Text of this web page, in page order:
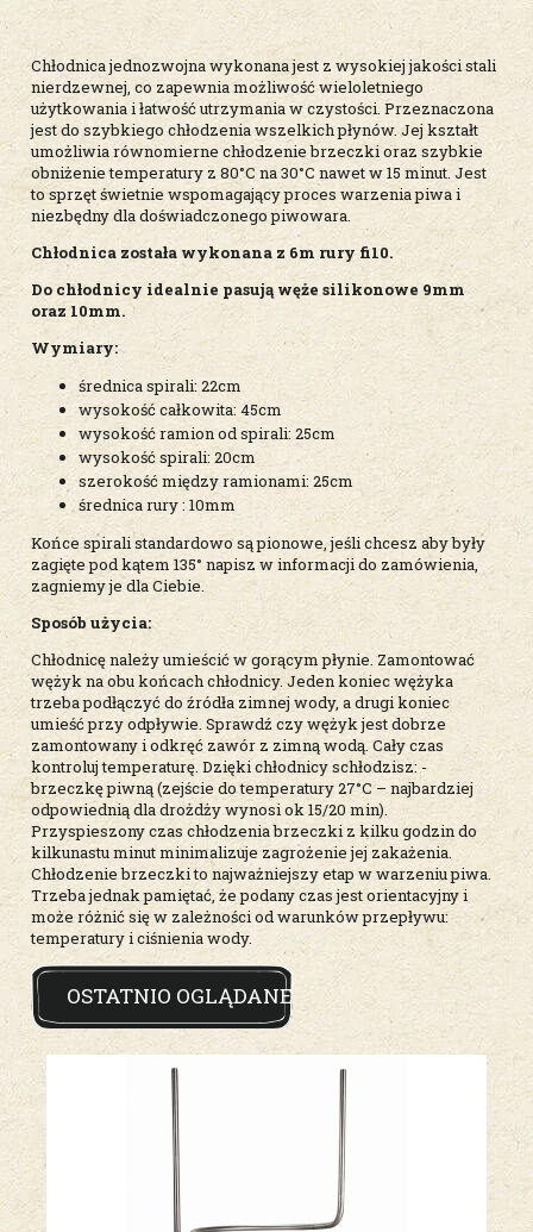
Chłodnica jednozwojna wykonana jest z wysokiej jakości stali
nierdzewnej, co zapewnia możliwość wieloletniego
użytkowania i łatwość utrzymania w czystości. Przeznaczona
jest do szybkiego chłodzenia wszelkich płynów. Jej kształt
umożliwia równomierne chłodzenie brzeczki oraz szybkie
obniżenie temperatury z 80°C na 30°C nawet w 15 minut. Jest
to sprzęt świetnie wspomagający proces warzenia piwa i
niezbędny dla doświadczonego piwowara.
Chłodnica została wykonana z 6m rury fi10.
Do chłodnicy idealnie pasują węże silikonowe 9mm
oraz 10mm.
Wymiary:
średnica spirali: 22cm
wysokość całkowita: 45cm
wysokość ramion od spirali: 25cm
wysokość spirali: 20cm
szerokość między ramionami: 25cm
średnica rury : 10mm
Końce spirali standardowo są pionowe, jeśli chcesz aby były
zagięte pod kątem 135° napisz w informacji do zamówienia,
zagniemy je dla Ciebie.
Sposób użycia:
Chłodnicę należy umieścić w gorącym płynie. Zamontować
wężyk na obu końcach chłodnicy. Jeden koniec wężyka
trzeba podłączyć do źródła zimnej wody, a drugi koniec
umieść przy odpływie. Sprawdź czy wężyk jest dobrze
zamontowany i odkręć zawór z zimną wodą. Cały czas
kontroluj temperaturę. Dzięki chłodnicy schłodzisz: -
brzeczkę piwną (zejście do temperatury 27°C – najbardziej
odpowiednią dla drożdży wynosi ok 15/20 min).
Przyspieszony czas chłodzenia brzeczki z kilku godzin do
kilkunastu minut minimalizuje zagrożenie jej zakażenia.
Chłodzenie brzeczki to najważniejszy etap w warzeniu piwa.
Trzeba jednak pamiętać, że podany czas jest orientacyjny i
może różnić się w zależności od warunków przepływu:
temperatury i ciśnienia wody.
OSTATNIO OGLĄDANE